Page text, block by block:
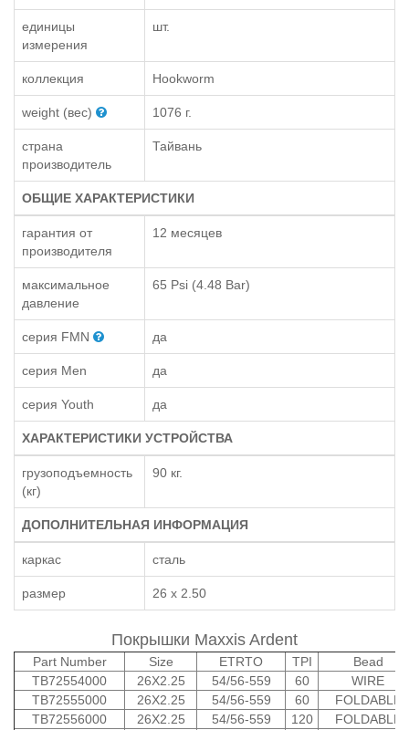
единицы
измерения
шт.
коллекция Hookworm
weight (вес) 1076 г.
страна
производитель
Тайвань
ОБЩИЕ ХАРАКТЕРИСТИКИ
гарантия от
производителя
12 месяцев
максимальное
давление
65 Psi (4.48 Bar)
серия FMN да
серия Men да
серия Youth да
ХАРАКТЕРИСТИКИ УСТРОЙСТВА
грузоподъемность
(кг)
90 кг.
ДОПОЛНИТЕЛЬНАЯ ИНФОРМАЦИЯ
каркас сталь
размер 26 х 2.50
Покрышки Maxxis Ardent
Part Number Size ETRTO TPI
Bead
TB72554000
26X2.25 54/56-559 60
WIRE
TB72555000
26X2.25 54/56-559 60
FOLDABLE
TB72556000
26X2.25 54/56-559 120
FOLDABLE